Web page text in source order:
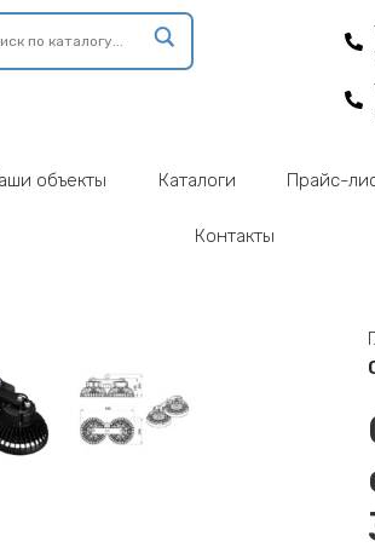
объекты Каталоги Прайс-
Контакты